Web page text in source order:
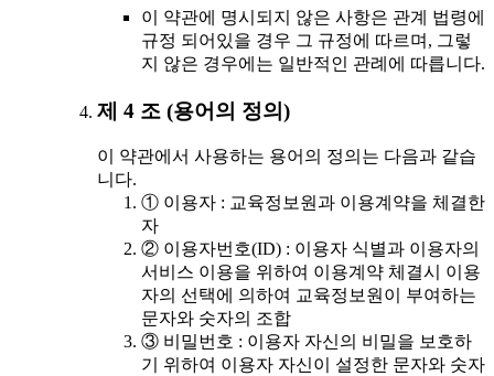
이 약관에 명시되지 않은 사항은 관계 법령에
규정 되어있을 경우 그 규정에 따르며, 그렇
지 않은 경우에는 일반적인 관례에 따릅니다.
제 4 조 (용어의 정의)
이 약관에서 사용하는 용어의 정의는 다음과 같습
니다.
① 이용자 : 교육정보원과 이용계약을 체결한
자
② 이용자번호(ID) : 이용자 식별과 이용자의
서비스 이용을 위하여 이용계약 체결시 이용
자의 선택에 의하여 교육정보원이 부여하는
문자와 숫자의 조합
③ 비밀번호 : 이용자 자신의 비밀을 보호하
기 위하여 이용자 자신이 설정한 문자와 숫자